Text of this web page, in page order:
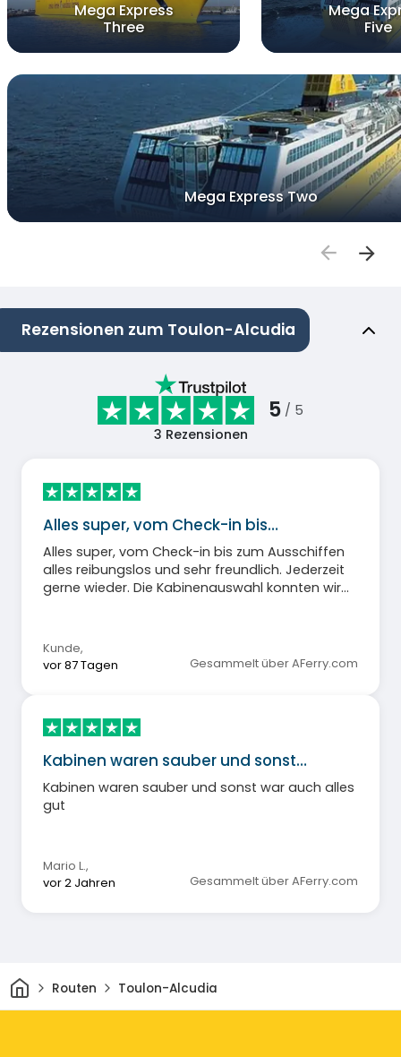
Mega Express
Three
Mega
Five
Mega Express Two
Rezensionen zum Toulon-Alcudia
5 / 5
3 Rezensionen
Alles super, vom Check-in bis…
Alles super, vom Check-in bis zum Ausschiffen
alles reibungslos und sehr freundlich. Jederzeit
gerne wieder. Die Kabinenauswahl konnten wir
genommen hätten.
Kunde,
vor 87 Tagen
Gesammelt über AFerry.com
Kabinen waren sauber und sonst…
Kabinen waren sauber und sonst war auch alles
gut
Mario L.,
vor 2 Jahren
Gesammelt über AFerry.com
HeimRouten Toulon-Alcudia